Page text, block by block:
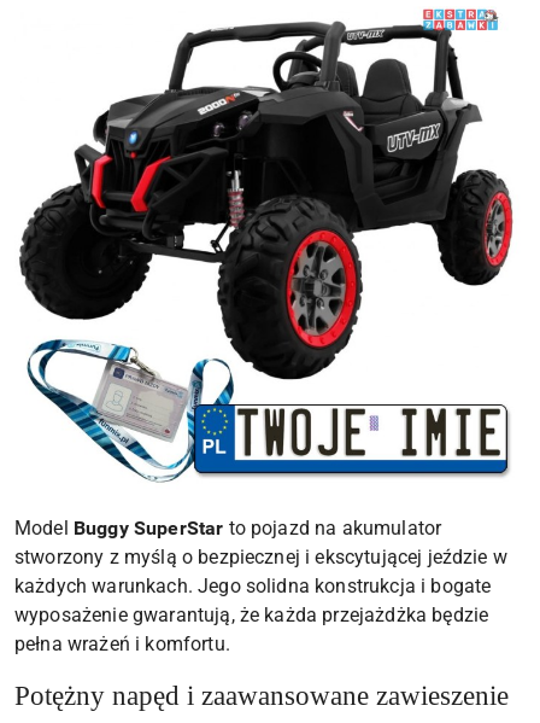
Model Buggy SuperStar to pojazd na akumulator
stworzony z myślą o bezpiecznej i ekscytującej jeździe w
każdych warunkach. Jego solidna konstrukcja i bogate
wyposażenie gwarantują, że każda przejażdżka będzie
pełna wrażeń i komfortu.
Potężny napęd i zaawansowane zawieszenie